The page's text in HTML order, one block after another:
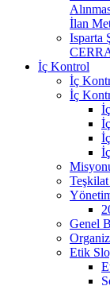
İlan
Isparta
İç Kontrol
İç
İç
Teşkilat
Genel
Etik